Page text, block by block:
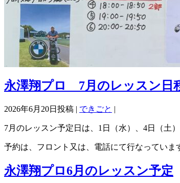
永澤翔プロ 7月のレッスン日
2026年6月20日投稿 | できごと |
7月のレッスン予定日は、1日（水）、4日（土
予約は、フロント又は、電話にて行なっていま
永澤翔プロ6月のレッスン予定